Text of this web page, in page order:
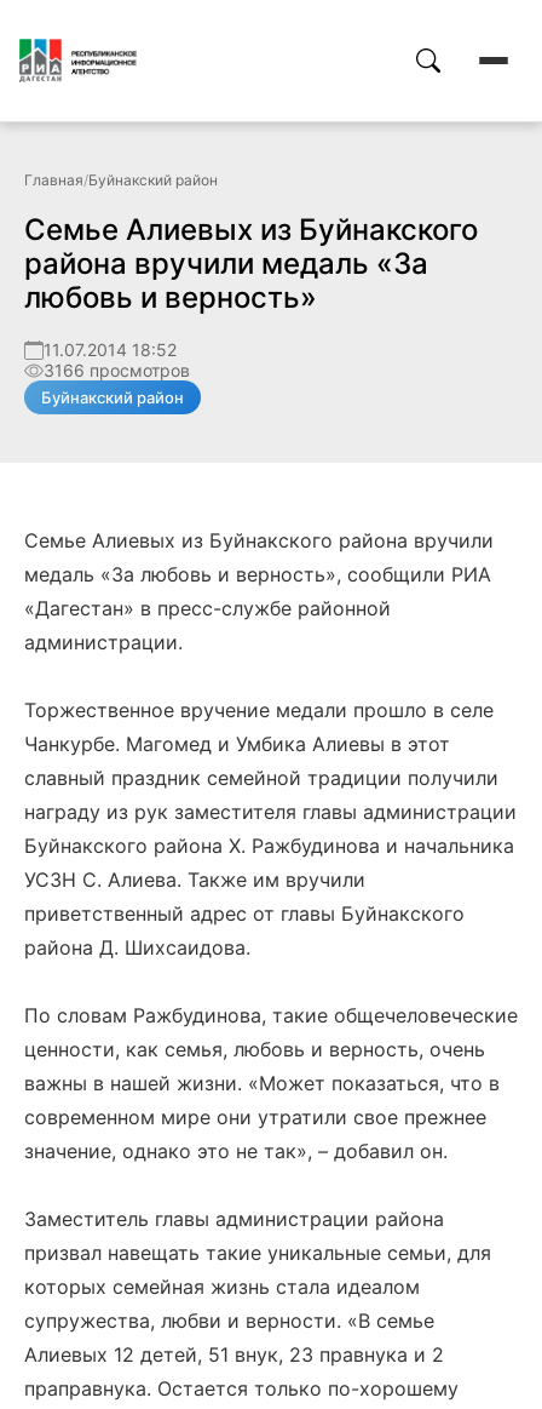
Главная/Буйнакский район
Семье Алиевых из Буйнакского
района вручили медаль «За
любовь и верность»
11.07.2014 18:52
3166 просмотров
Буйнакский район
Семье Алиевых из Буйнакского района вручили
медаль «За любовь и верность», сообщили РИА
«Дагестан» в пресс-службе районной
администрации.
Торжественное вручение медали прошло в селе
Чанкурбе. Магомед и Умбика Алиевы в этот
славный праздник семейной традиции получили
награду из рук заместителя главы администрации
Буйнакского района Х. Ражбудинова и начальника
УСЗН С. Алиева. Также им вручили
приветственный адрес от главы Буйнакского
района Д. Шихсаидова.
По словам Ражбудинова, такие общечеловеческие
ценности, как семья, любовь и верность, очень
важны в нашей жизни. «Может показаться, что в
современном мире они утратили свое прежнее
значение, однако это не так», – добавил он.
Заместитель главы администрации района
призвал навещать такие уникальные семьи, для
которых семейная жизнь стала идеалом
супружества, любви и верности. «В семье
Алиевых 12 детей, 51 внук, 23 правнука и 2
праправнука. Остается только по-хорошему